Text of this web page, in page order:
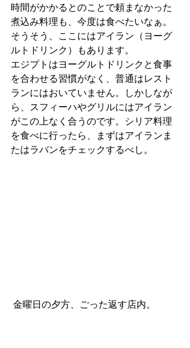
時間がかかるとのことで頼まなかった
煮込み料理も、今度は食べたいなぁ。
そうそう、ここにはアイラン（ヨーグ
ルトドリンク）もあります。
エジプトはヨーグルトドリンクと食事
を合わせる習慣がなく、普通はレスト
ランにはおいていません。しかしなが
ら、スフィーハやグリルにはアイラン
がこの上なく合うのです。シリア料理
を食べに行ったら、まずはアイランま
たはラバンをチェックするべし。
金曜日の夕方、ごった返す店内。